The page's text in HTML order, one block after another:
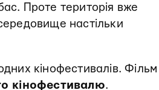
Проте територія вже
настільки
кінофестивалів. Фільм
кінофестивалю.